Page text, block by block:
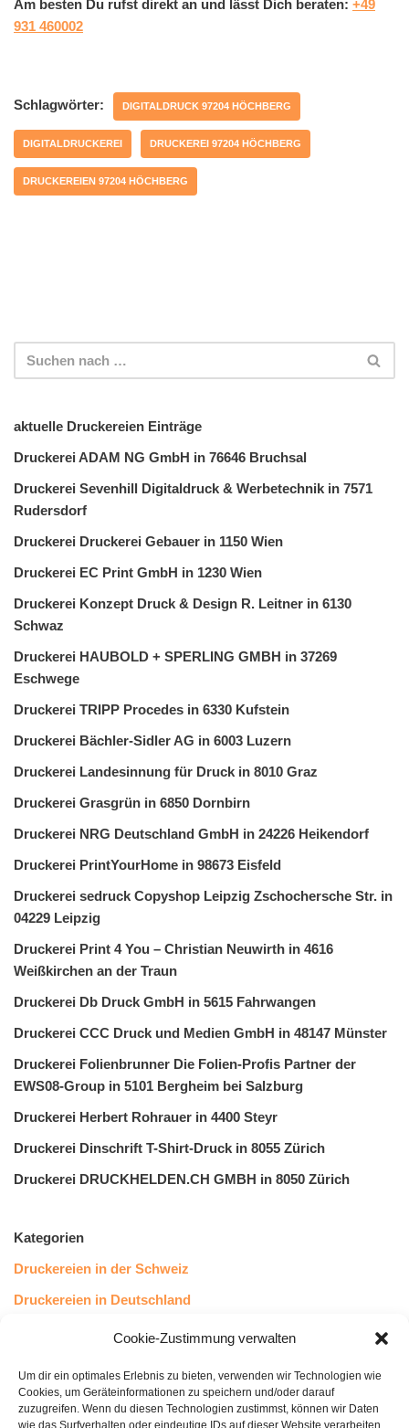
Cookie-Zustimmung verwalten
Um dir ein optimales Erlebnis zu bieten, verwenden wir Technologien wie
Cookies, um Geräteinformationen zu speichern und/oder darauf
zuzugreifen. Wenn du diesen Technologien zustimmst, können wir Daten
wie das Surfverhalten oder eindeutige IDs auf dieser Website verarbeiten.
Am besten Du rufst direkt an und lässt Dich beraten: +49
931 460002
Schlagwörter: DIGITALDRUCK 97204 HÖCHBERG
DIGITALDRUCKEREI DRUCKEREI 97204 HÖCHBERG
DRUCKEREIEN 97204 HÖCHBERG
aktuelle Druckereien Einträge
Druckerei ADAM NG GmbH in 76646 Bruchsal
Druckerei Sevenhill Digitaldruck & Werbetechnik in 7571
Rudersdorf
Druckerei Druckerei Gebauer in 1150 Wien
Druckerei EC Print GmbH in 1230 Wien
Druckerei Konzept Druck & Design R. Leitner in 6130
Schwaz
Druckerei HAUBOLD + SPERLING GMBH in 37269
Eschwege
Druckerei TRIPP Procedes in 6330 Kufstein
Druckerei Bächler-Sidler AG in 6003 Luzern
Druckerei Landesinnung für Druck in 8010 Graz
Druckerei Grasgrün in 6850 Dornbirn
Druckerei NRG Deutschland GmbH in 24226 Heikendorf
Druckerei PrintYourHome in 98673 Eisfeld
Druckerei sedruck Copyshop Leipzig Zschochersche Str. in
04229 Leipzig
Druckerei Print 4 You – Christian Neuwirth in 4616
Weißkirchen an der Traun
Druckerei Db Druck GmbH in 5615 Fahrwangen
Druckerei CCC Druck und Medien GmbH in 48147 Münster
Druckerei Folienbrunner Die Folien-Profis Partner der
EWS08-Group in 5101 Bergheim bei Salzburg
Druckerei Herbert Rohrauer in 4400 Steyr
Druckerei Dinschrift T-Shirt-Druck in 8055 Zürich
Druckerei DRUCKHELDEN.CH GMBH in 8050 Zürich
Kategorien
Druckereien in der Schweiz
Druckereien in Deutschland
Druckereien in Österreich
Kundenstimmen